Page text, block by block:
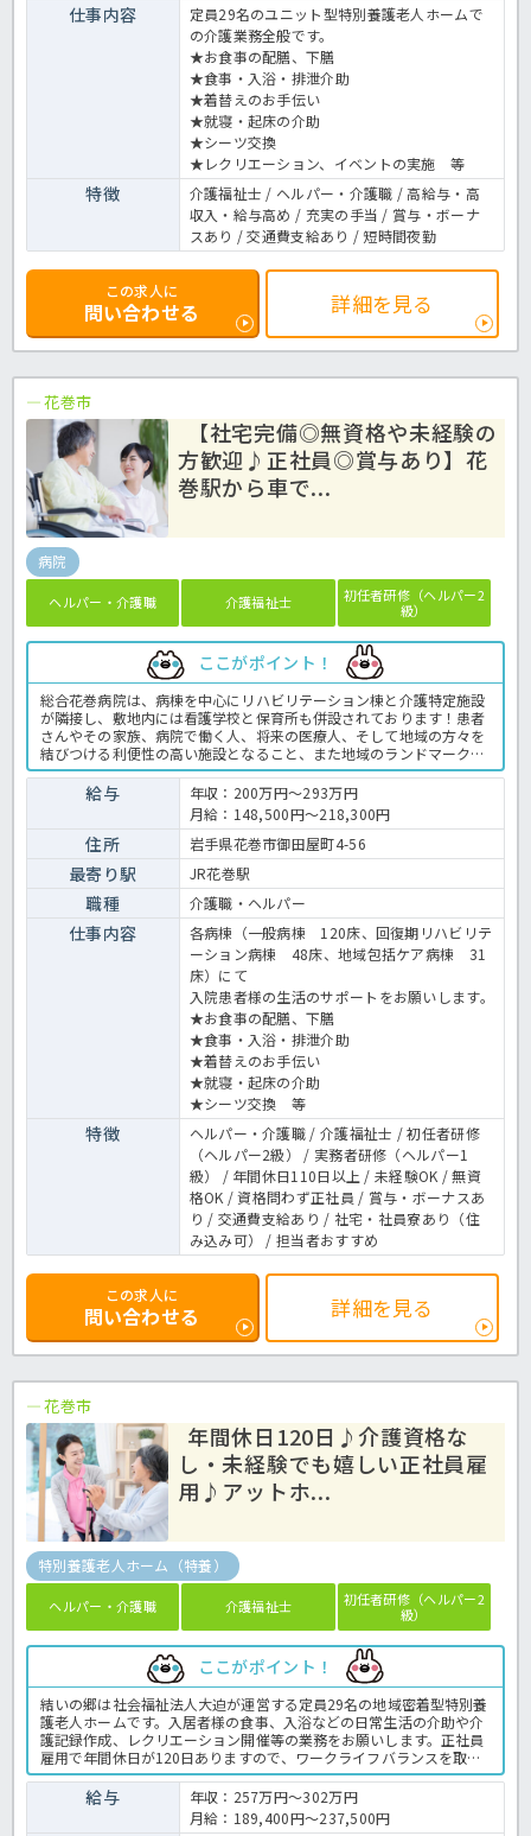
仕事内容
定員29名のユニット型特別養護老人ホームで
の介護業務全般です。
★お食事の配膳、下膳
★食事・入浴・排泄介助
★着替えのお手伝い
★就寝・起床の介助
★シーツ交換
★レクリエーション、イベントの実施 等
特徴
介護福祉士 / ヘルパー・介護職 / 高給与・高
収入・給与高め / 充実の手当 / 賞与・ボーナ
スあり / 交通費支給あり / 短時間夜勤
この求人に
問い合わせる 詳細を見る
花巻市
【社宅完備◎無資格や未経験の
方歓迎♪正社員◎賞与あり】花
巻駅から車で...
病院
ヘルパー・介護職 介護福祉士
初任者研修（ヘルパー2
級）
ここがポイント！
総合花巻病院は、病棟を中心にリハビリテーション棟と介護特定施設
が隣接し、敷地内には看護学校と保育所も併設されております！患者
さんやその家族、病院で働く人、将来の医療人、そして地域の方々を
結びつける利便性の高い施設となること、また地域のランドマークと
しての機能を目指して誕生した複合施設群です！無資格未経験の方も
積極的に採用をしているので、これからチャレンジしたい方にはおす
すめの求人です！社宅も完備しているのでお引越しを検討されてる方
にも必見の求人です！病院での介護業務全般です。 ＜介護職 正職
員 病院の求人＞
給与
年収：200万円～293万円
月給：148,500円～218,300円
住所 岩手県花巻市御田屋町4-56
最寄り駅 JR花巻駅
職種 介護職・ヘルパー
仕事内容
各病棟（一般病棟 120床、回復期リハビリテ
ーション病棟 48床、地域包括ケア病棟 31
床）にて
入院患者様の生活のサポートをお願いします。
★お食事の配膳、下膳
★食事・入浴・排泄介助
★着替えのお手伝い
★就寝・起床の介助
★シーツ交換 等
特徴
ヘルパー・介護職 / 介護福祉士 / 初任者研修
（ヘルパー2級） / 実務者研修（ヘルパー1
級） / 年間休日110日以上 / 未経験OK / 無資
格OK / 資格問わず正社員 / 賞与・ボーナスあ
り / 交通費支給あり / 社宅・社員寮あり（住
み込み可） / 担当者おすすめ
この求人に
問い合わせる 詳細を見る
花巻市
年間休日120日♪介護資格な
し・未経験でも嬉しい正社員雇
用♪アットホ...
特別養護老人ホーム（特養）
ヘルパー・介護職 介護福祉士
初任者研修（ヘルパー2
級）
ここがポイント！
結いの郷は社会福祉法人大迫が運営する定員29名の地域密着型特別養
護老人ホームです。入居者様の食事、入浴などの日常生活の介助や介
護記録作成、レクリエーション開催等の業務をお願いします。正社員
雇用で年間休日が120日ありますので、ワークライフバランスを取り
ながら働けます☆介護資格は問いません！経験者優遇ではあります
が、未経験の方でもお気軽にほっ介護までお問合せくださいね☆特別
養護老人ホームでの介護業務全般です。 ＜介護職 正職員 特養の求
給与
年収：257万円～302万円
月給：189,400円～237,500円